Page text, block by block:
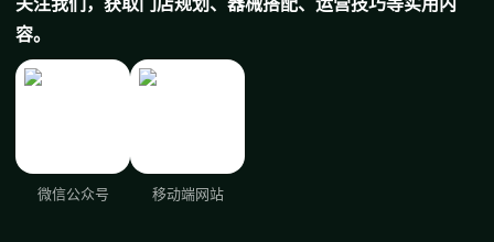
关注我们，获取门店规划、器械搭配、运营技巧等实用内
容。
微信公众号 移动端网站